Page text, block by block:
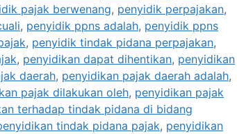
pajak berwenang, penyidik perpajakan,
, penyidik ppns adalah, penyidik ppns
, penyidik tindak pidana perpajakan,
, penyidikan dapat dihentikan, penyidikan
daerah, penyidikan pajak daerah adalah,
pajak dilakukan oleh, penyidikan pajak
terhadap tindak pidana di bidang
tindak pidana pajak, penyidikan